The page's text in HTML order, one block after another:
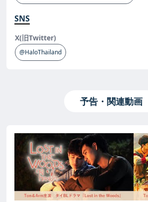
SNS
X(旧Twitter)
@HaloThailand
予告・関連動画